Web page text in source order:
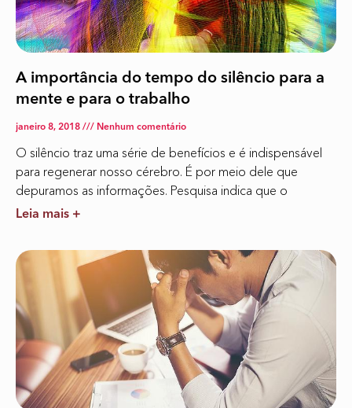
A importância do tempo do silêncio para a
mente e para o trabalho
janeiro 8, 2018 Nenhum comentário
O silêncio traz uma série de benefícios e é indispensável
para regenerar nosso cérebro. É por meio dele que
depuramos as informações. Pesquisa indica que o
Leia mais +